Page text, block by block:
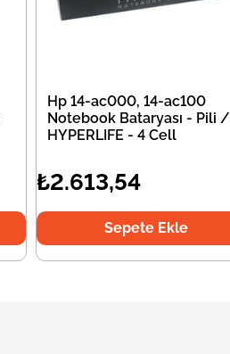
Hp 14-ac000, 14-ac100
Notebook Bataryası - Pili /
HYPERLIFE - 4 Cell
₺2.613,54
Sepete Ekle